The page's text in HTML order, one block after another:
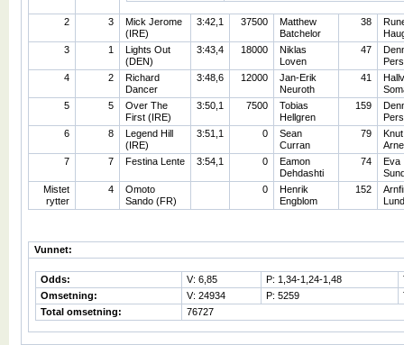
2 3
Mick Jerome
(IRE)
3:42,1 37500
Matthew
Batchelor
38
3
1
Lights Out
(DEN)
3:43,4 18000
Niklas
Loven
47
4
2
Richard
Dancer
3:48,6 12000
Jan-Erik
Neuroth
41
5
5
Over The
First (IRE)
3:50,1 7500
Tobias
Hellgren
159
6
8
Legend Hill
(IRE)
3:51,1 0
Sean
Curran
79
7
7 Festina Lente 3:54,1 0
Eamon
Dehdashti
74
Eva
Mistet
rytter
4
Omoto
Sando (FR)
0
Henrik
Engblom
152
Lund
Vunnet:
Odds: V: 6,85 P: 1,34-1,24-1,48
Omsetning:
V: 24934 P: 5259
Total omsetning:
76727